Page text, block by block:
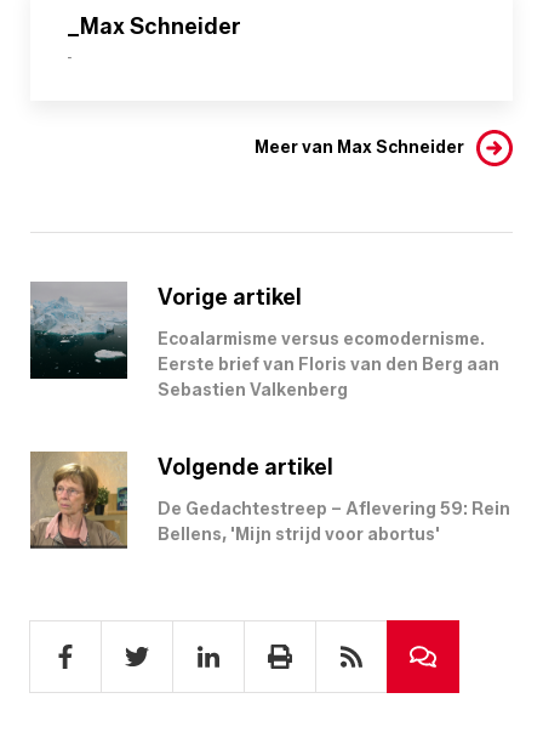
_Max Schneider
-
Meer van Max Schneider
Vorige artikel
Ecoalarmisme versus ecomodernisme.
Eerste brief van Floris van den Berg aan
Sebastien Valkenberg
Volgende artikel
De Gedachtestreep – Aflevering 59: Rein
Bellens, 'Mijn strijd voor abortus'